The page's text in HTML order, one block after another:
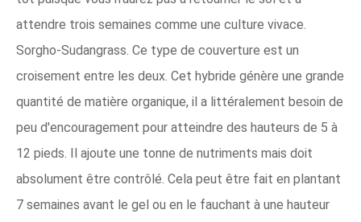
attendre trois semaines comme une culture vivace.
Sorgho-Sudangrass. Ce type de couverture est un
croisement entre les deux. Cet hybride génère une grande
quantité de matière organique, il a littéralement besoin de
peu d'encouragement pour atteindre des hauteurs de 5 à
12 pieds. Il ajoute une tonne de nutriments mais doit
absolument être contrôlé. Cela peut être fait en plantant
7 semaines avant le gel ou en le fauchant à une hauteur